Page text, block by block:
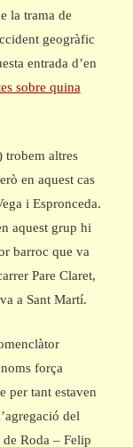
la trama de
geogràfic
entrada d’en
sobre quina
trobem altres
en aquest cas
i Espronceda.
aquest grup hi
barroc que va
Pare Claret,
a Sant Martí.
força
per tant estaven
del
Roda – Felip